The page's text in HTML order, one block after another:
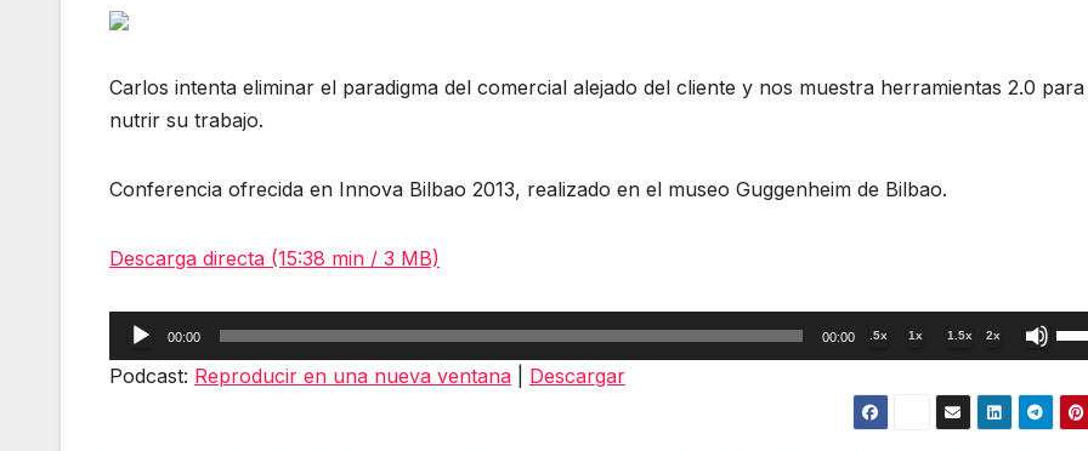
Carlos intenta eliminar el paradigma del comercial alejado del cliente y nos muestra herramientas 2.0 para
nutrir su trabajo.
Conferencia ofrecida en Innova Bilbao 2013, realizado en el museo Guggenheim de Bilbao.
Descarga directa (15:38 min / 3 MB)
Reproductor
de
00:00 00:00 .5x 1x 1.5x 2x
las
de
Podcast: Reproducir en una nueva ventana Descargar